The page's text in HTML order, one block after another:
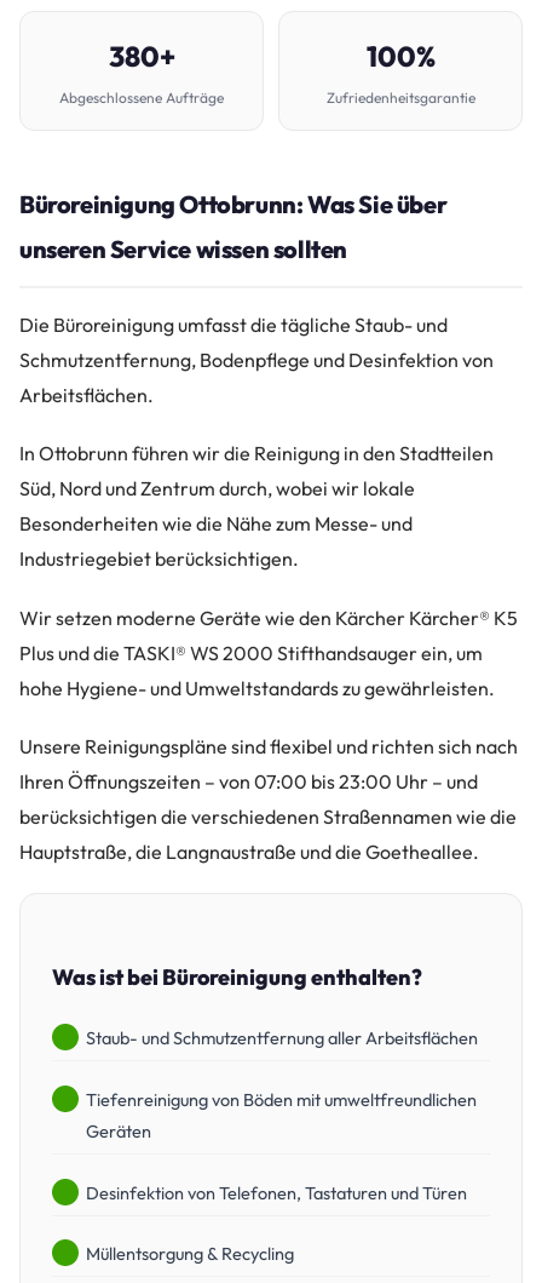
380+
Abgeschlossene Aufträge
100%
Zufriedenheitsgarantie
Büroreinigung Ottobrunn: Was Sie über
unseren Service wissen sollten
Die Büroreinigung umfasst die tägliche Staub- und
Schmutzentfernung, Bodenpflege und Desinfektion von
Arbeitsflächen.
In Ottobrunn führen wir die Reinigung in den Stadtteilen
Süd, Nord und Zentrum durch, wobei wir lokale
Besonderheiten wie die Nähe zum Messe- und
Industriegebiet berücksichtigen.
Wir setzen moderne Geräte wie den Kärcher Kärcher® K5
Plus und die TASKI® WS 2000 Stifthandsauger ein, um
hohe Hygiene- und Umweltstandards zu gewährleisten.
Unsere Reinigungspläne sind flexibel und richten sich nach
Ihren Öffnungszeiten – von 07:00 bis 23:00 Uhr – und
berücksichtigen die verschiedenen Straßennamen wie die
Hauptstraße, die Langnaustraße und die Goetheallee.
Was ist bei Büroreinigung enthalten?
Staub- und Schmutzentfernung aller Arbeitsflächen
Tiefenreinigung von Böden mit umweltfreundlichen
Geräten
Desinfektion von Telefonen, Tastaturen und Türen
Müllentsorgung & Recycling